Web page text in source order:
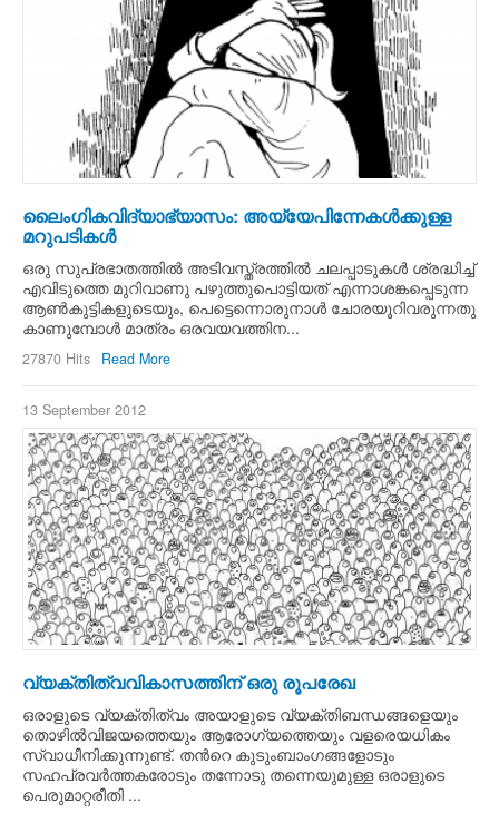
ലൈംഗികവിദ്യാഭ്യാസം: അയ്യേപിന്നേകള്‍ക്കുള്ള
മറുപടികള്‍
ഒരു സുപ്രഭാതത്തില്‍ അടിവസ്ത്രത്തില്‍ ചലപ്പാടുകള്‍ ശ്രദ്ധിച്ച്
എവിടുത്തെ മുറിവാണു പഴുത്തുപൊട്ടിയത് എന്നാശങ്കപ്പെടുന്ന
ആണ്‍കുട്ടികളുടെയും, പെട്ടെന്നൊരുനാള്‍ ചോരയൂറിവരുന്നതു
കാണുമ്പോള്‍ മാത്രം ഒരവയവത്തിന...
27870 Hits Read More
13 September 2012
വ്യക്തിത്വവികാസത്തിന് ഒരു രൂപരേഖ
ഒരാളുടെ വ്യക്തിത്വം അയാളുടെ വ്യക്തിബന്ധങ്ങളെയും
തൊഴില്‍വിജയത്തെയും ആരോഗ്യത്തെയും വളരെയധികം
സ്വാധീനിക്കുന്നുണ്ട്. തന്‍റെ കുടുംബാംഗങ്ങളോടും
സഹപ്രവര്‍ത്തകരോടും തന്നോടു തന്നെയുമുള്ള ഒരാളുടെ
പെരുമാറ്റരീതി ...